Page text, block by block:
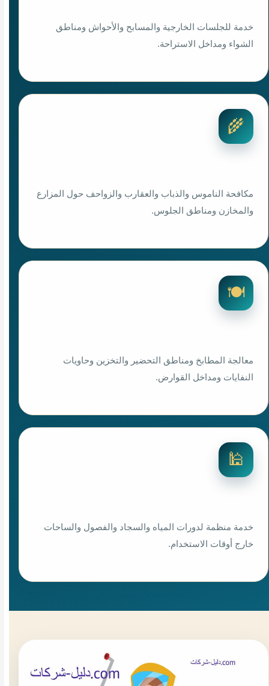
خدمة للجلسات الخارجية والمسابح والأحواش ومناطق
الشواء ومداخل الاستراحة.
🌾
مكافحة الناموس والذباب والعقارب والزواحف حول المزارع
والمخازن ومناطق الجلوس.
🍽️
معالجة المطابخ ومناطق التحضير والتخزين وحاويات
النفايات ومداخل القوارض.
🕌
خدمة منظمة لدورات المياه والسجاد والفصول والساحات
خارج أوقات الاستخدام.